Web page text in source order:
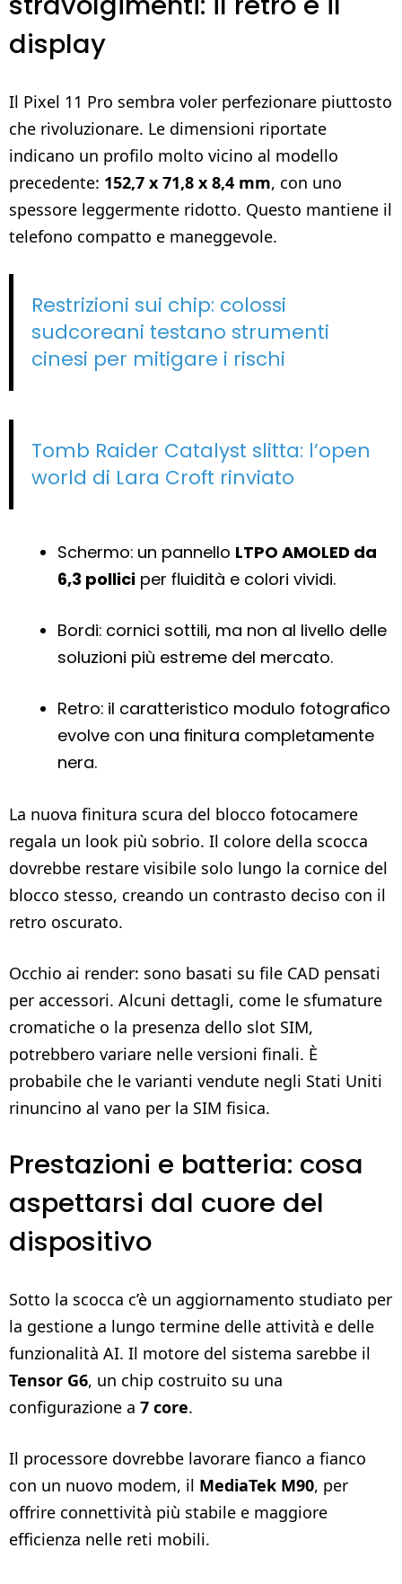
display
Il Pixel 11 Pro sembra voler perfezionare piuttosto
che rivoluzionare. Le dimensioni riportate
indicano un profilo molto vicino al modello
precedente: 152,7 x 71,8 x 8,4 mm, con uno
spessore leggermente ridotto. Questo mantiene il
telefono compatto e maneggevole.
Restrizioni sui chip: colossi
sudcoreani testano strumenti
cinesi per mitigare i rischi
Tomb Raider Catalyst slitta: l’open
world di Lara Croft rinviato
Schermo: un pannello LTPO AMOLED da
6,3 pollici per fluidità e colori vividi.
Bordi: cornici sottili, ma non al livello delle
soluzioni più estreme del mercato.
Retro: il caratteristico modulo fotografico
evolve con una finitura completamente
nera.
La nuova finitura scura del blocco fotocamere
regala un look più sobrio. Il colore della scocca
dovrebbe restare visibile solo lungo la cornice del
blocco stesso, creando un contrasto deciso con il
retro oscurato.
Occhio ai render: sono basati su file CAD pensati
per accessori. Alcuni dettagli, come le sfumature
cromatiche o la presenza dello slot SIM,
potrebbero variare nelle versioni finali. È
probabile che le varianti vendute negli Stati Uniti
rinuncino al vano per la SIM fisica.
Prestazioni e batteria: cosa
aspettarsi dal cuore del
dispositivo
Sotto la scocca c’è un aggiornamento studiato per
la gestione a lungo termine delle attività e delle
funzionalità AI. Il motore del sistema sarebbe il
Tensor G6, un chip costruito su una
configurazione a 7 core.
Il processore dovrebbe lavorare fianco a fianco
con un nuovo modem, il MediaTek M90, per
offrire connettività più stabile e maggiore
efficienza nelle reti mobili.